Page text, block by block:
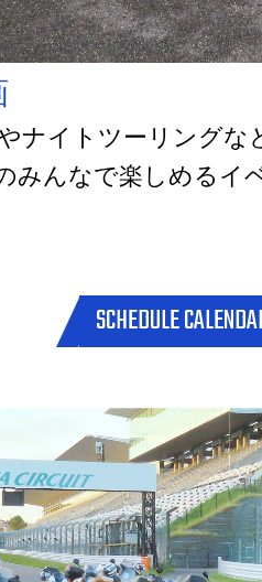
ナイトツーリングな
みんなで楽しめるイ
SCHEDULE